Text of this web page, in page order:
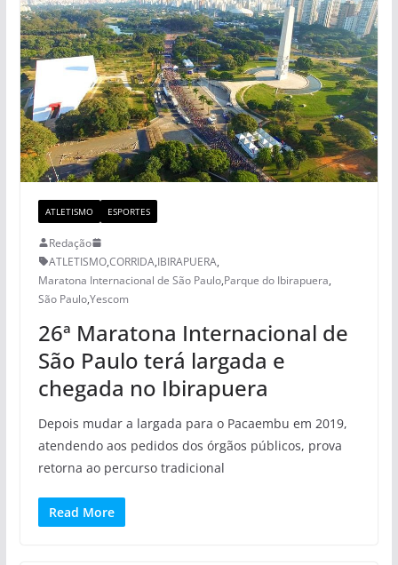
ATLETISMO ESPORTES
Redação
ATLETISMO,CORRIDA,IBIRAPUERA,
Maratona Internacional de São Paulo,Parque do Ibirapuera,
São Paulo,Yescom
26ª Maratona Internacional de
São Paulo terá largada e
chegada no Ibirapuera
Depois mudar a largada para o Pacaembu em 2019,
atendendo aos pedidos dos órgãos públicos, prova
retorna ao percurso tradicional
Read More